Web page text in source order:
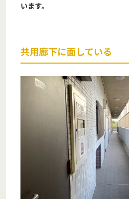
います。
共用廊下に面している